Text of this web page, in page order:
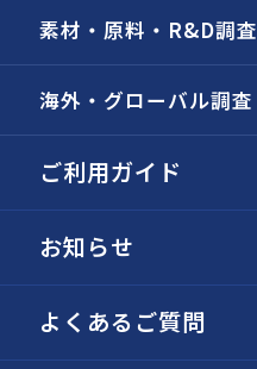
素材・原料・R&D調査
海外・グローバル調査
ご利用ガイド
お知らせ
よくあるご質問